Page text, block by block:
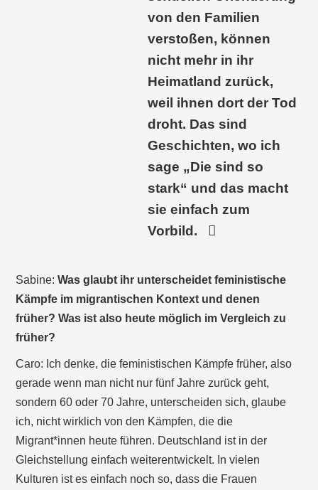
von den Familien
verstoßen, können
nicht mehr in ihr
Heimatland zurück,
weil ihnen dort der Tod
droht. Das sind
Geschichten, wo ich
sage „Die sind so
stark“ und das macht
sie einfach zum
Vorbild.
Sabine:Was glaubt ihr unterscheidet feministische
Kämpfe im migrantischen Kontext und denen
früher? Was ist also heute möglich im Vergleich zu
früher?
Caro: Ich denke, die feministischen Kämpfe früher, also
gerade wenn man nicht nur fünf Jahre zurück geht,
sondern 60 oder 70 Jahre, unterscheiden sich, glaube
ich, nicht wirklich von den Kämpfen, die die
Migrant*innen heute führen. Deutschland ist in der
Gleichstellung einfach weiterentwickelt. In vielen
Kulturen ist es einfach noch so, dass die Frauen